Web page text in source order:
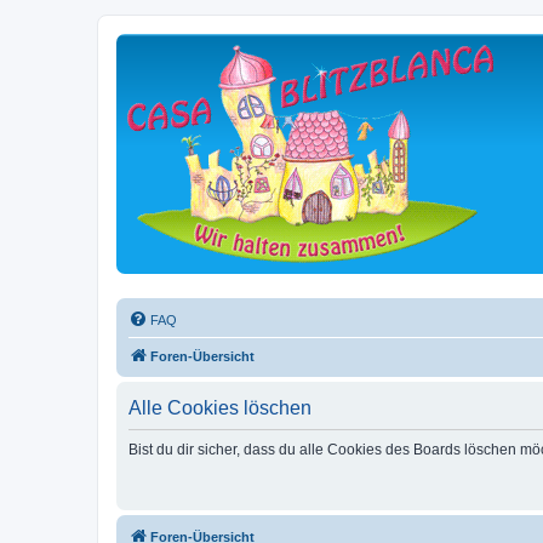
FAQ
Foren-Übersicht
Alle Cookies löschen
Bist du dir sicher, dass du alle Cookies des Boards löschen
Foren-Übersicht